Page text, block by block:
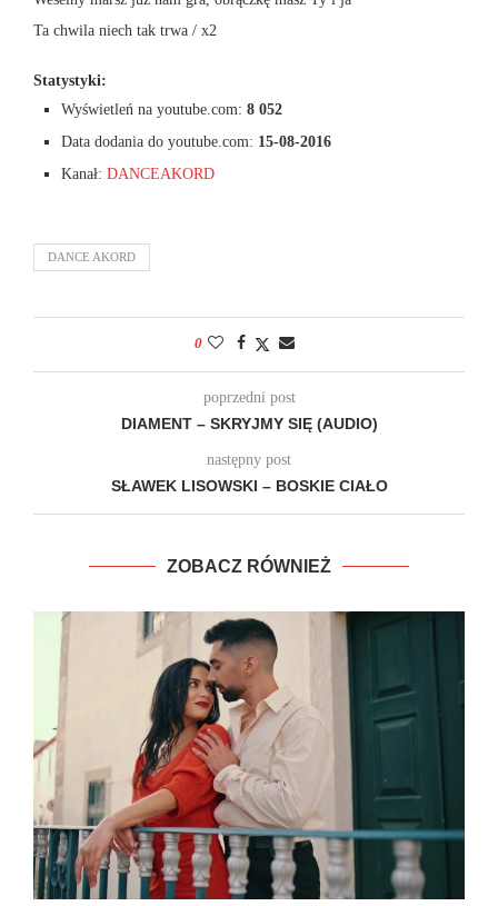
Ta chwila niech tak trwa / x2
Statystyki:
Wyświetleń na youtube.com: 8 052
Data dodania do youtube.com: 15-08-2016
Kanał: DANCEAKORD
DANCE AKORD
0
poprzedni post
DIAMENT – SKRYJMY SIĘ (AUDIO)
następny post
SŁAWEK LISOWSKI – BOSKIE CIAŁO
ZOBACZ RÓWNIEŻ